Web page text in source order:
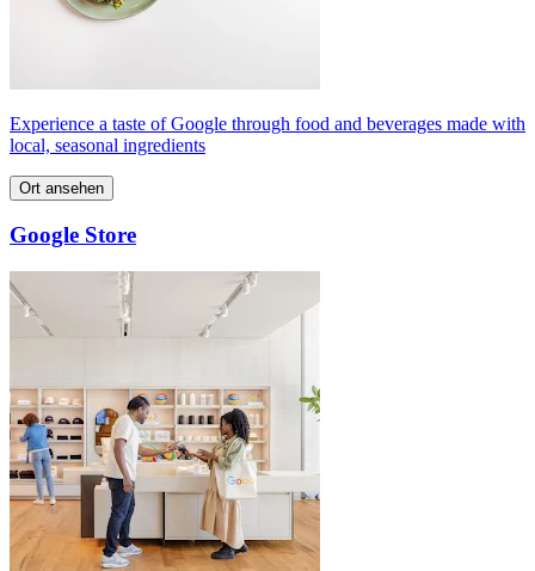
Experience a taste of Google through food and beverages made with
local, seasonal ingredients
Ort ansehen
Google Store